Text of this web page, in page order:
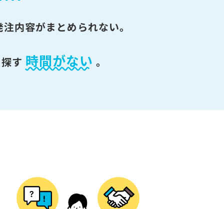
注内容がまとめられない。
す 時間がない 。